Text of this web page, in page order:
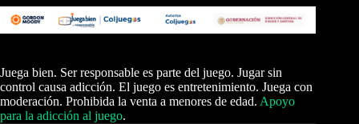
Juega bien. Ser responsable es parte del juego. Jugar sin
control causa adicción. El juego es entretenimiento. Juega con
moderación. Prohibida la venta a menores de edad. Apoyo
para la adicción al juego.